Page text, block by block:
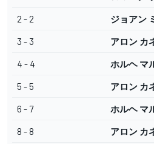
2 - 2 ジョアン
3 - 3 アロン カ
4 - 4 ホルヘ マ
5 - 5 アロン カ
6 - 7 ホルヘ マ
8 - 8 アロン カ